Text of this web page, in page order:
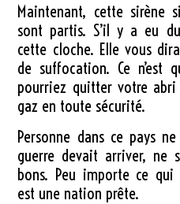
Maintenant, cette sirène
sont partis. S’il y a eu
cette cloche. Elle vous
de suffocation. Ce n’est
pourriez quitter votre
gaz en toute sécurité.
Personne dans ce pays
guerre devait arriver, ne
bons. Peu importe ce qui
est une nation prête.